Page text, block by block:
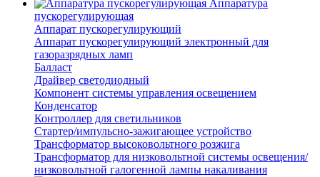
Аппаратура
пускорегулирующая
Аппарат пускорегулирующий
Аппарат пускорегулирующий электронный для
газоразрядных ламп
Балласт
Драйвер светодиодный
Компонент системы управления освещением
Конденсатор
Контроллер для светильников
Стартер/импульсно-зажигающее устройство
Трансформатор высоковольтного розжига
Трансформатор для низковольтной системы освещения/
низковольтной галогенной лампы накаливания